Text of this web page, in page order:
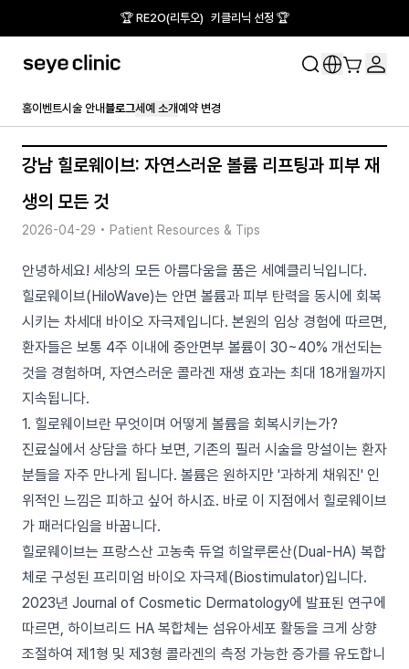
🏆 RE2O(리투오) 키클리닉 선정 🏆
홈이벤트시술 안내블로그세예 소개 예약 변경
강남 힐로웨이브: 자연스러운 볼륨 리프팅과 피부 재
생의 모든 것
2026-04-29 • Patient Resources & Tips
안녕하세요! 세상의 모든 아름다움을 품은 세예클리닉입니다.
힐로웨이브(HiloWave)는 안면 볼륨과 피부 탄력을 동시에 회복
시키는 차세대 바이오 자극제입니다. 본원의 임상 경험에 따르면,
환자들은 보통 4주 이내에 중안면부 볼륨이 30~40% 개선되는
것을 경험하며, 자연스러운 콜라겐 재생 효과는 최대 18개월까지
지속됩니다.
1. 힐로웨이브란 무엇이며 어떻게 볼륨을 회복시키는가?
진료실에서 상담을 하다 보면, 기존의 필러 시술을 망설이는 환자
분들을 자주 만나게 됩니다. 볼륨은 원하지만 '과하게 채워진' 인
위적인 느낌은 피하고 싶어 하시죠. 바로 이 지점에서 힐로웨이브
가 패러다임을 바꿉니다.
힐로웨이브는 프랑스산 고농축 듀얼 히알루론산(Dual-HA) 복합
체로 구성된 프리미엄 바이오 자극제(Biostimulator)입니다.
2023년 Journal of Cosmetic Dermatology에 발표된 연구에
따르면, 하이브리드 HA 복합체는 섬유아세포 활동을 크게 상향
조절하여 제1형 및 제3형 콜라겐의 측정 가능한 증가를 유도합니